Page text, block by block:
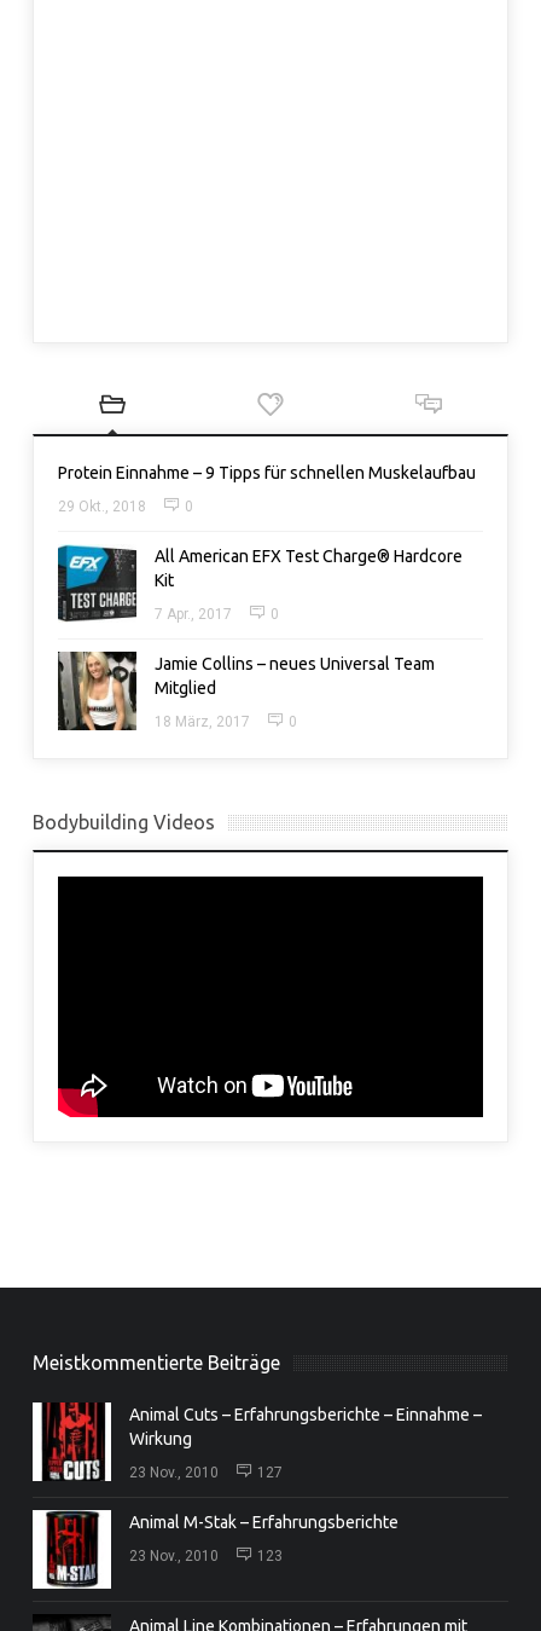
Protein Einnahme – 9 Tipps für schnellen Muskelaufbau
29 Okt., 2018 0
All American EFX Test Charge® Hardcore
Kit
7 Apr., 2017 0
Jamie Collins – neues Universal Team
Mitglied
18 März, 2017 0
Bodybuilding Videos
Meistkommentierte Beiträge
Animal Cuts – Erfahrungsberichte – Einnahme –
Wirkung
23 Nov., 2010 127
Animal M-Stak – Erfahrungsberichte
23 Nov., 2010 123
Animal Line Kombinationen – Erfahrungen mit